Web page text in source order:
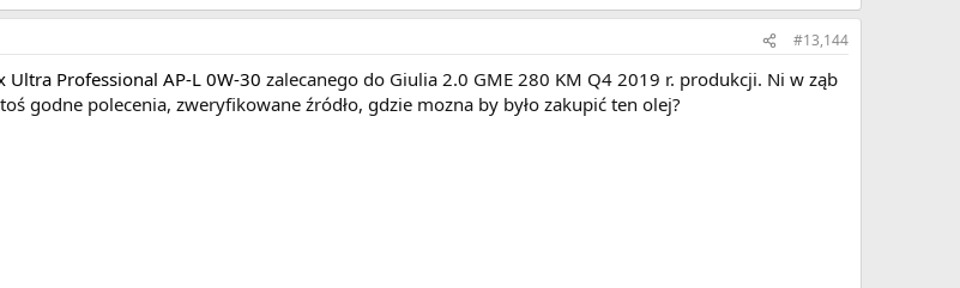
#13,144
Ultra Professional AP-L 0W-30 zalecanego do Giulia 2.0 GME 280 KM Q4 2019 r. produkcji. Ni w ząb
godne polecenia, zweryfikowane źródło, gdzie mozna by było zakupić ten olej?